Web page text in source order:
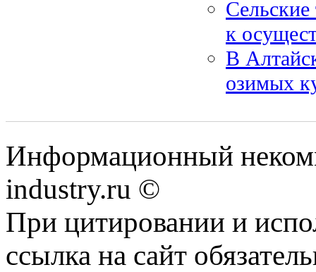
Сельские
к
В
озимых
Информационный
industry.ru ©
При цитировании и
ссылка на сайт